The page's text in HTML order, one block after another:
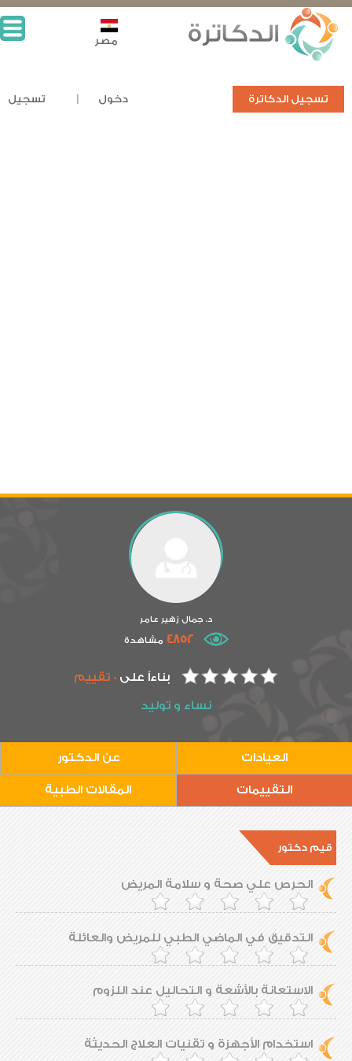
تسجيل الدكاترة دخول تسجيل
مصر
د. جمال زهير عامر
4852 مشاهدة
بناءاً على0 تقييم
نساء و توليد
العيادات عن الدكتور
التقييمات المقالات الطبية
قيم دكتور
الحرص علي صحة و سلامة المريض
التدقيق في الماضي الطبي للمريض والعائلة
الاستعانة بالأشعة و التحاليل عند اللزوم
استخدام الأجهزة و تقنيات العلاج الحديثة